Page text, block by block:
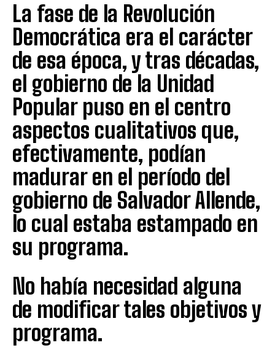
La fase de la Revolución
Democrática era el carácter
de esa época, y tras décadas,
el gobierno de la Unidad
Popular puso en el centro
aspectos cualitativos que,
efectivamente, podían
madurar en el período del
gobierno de Salvador Allende,
lo cual estaba estampado en
su programa.
No había necesidad alguna
de modificar tales objetivos y
programa.